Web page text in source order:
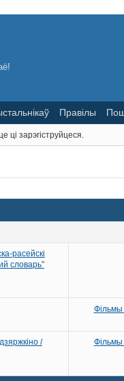
Правілы
ці зарэгіструйцеся.
расейскі
словарь"
Фільмы
/
Фільмы